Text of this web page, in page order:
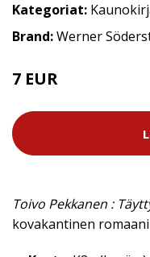
Kategoriat:
Brand:Werner
7 EUR
Toivo Pekkanen :
kovakantinen